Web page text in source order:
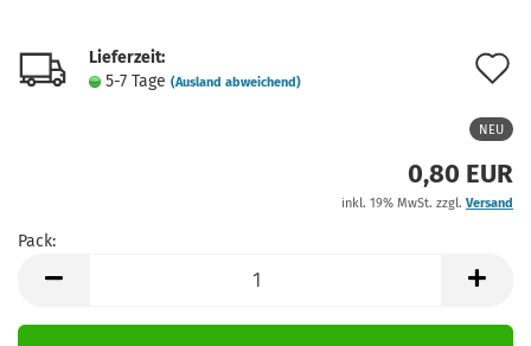
Lieferzeit:
5-7 Tage (Ausland abweichend)
NEU
0,80 EUR
inkl. 19% MwSt. zzgl. Versand
Pack: